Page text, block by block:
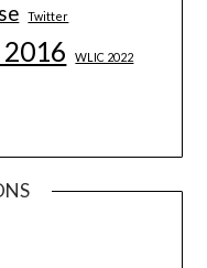
Twitter
WLIC 2022